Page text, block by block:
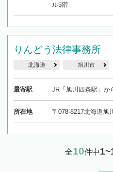
ル5階
りんどう法律事務所
北海道 旭川市
最寄駅 JR「旭川四条駅」か
所在地 〒078-8217北海道旭
全10件中